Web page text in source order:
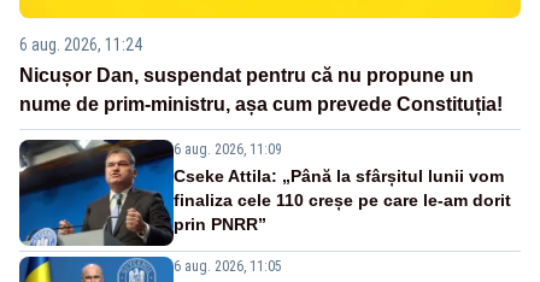
6 aug. 2026, 11:24
Nicușor Dan, suspendat pentru că nu propune un
nume de prim-ministru, așa cum prevede Constituția!
6 aug. 2026, 11:09
Cseke Attila: „Până la sfârșitul lunii vom
finaliza cele 110 creșe pe care le-am dorit
prin PNRR”
6 aug. 2026, 11:05